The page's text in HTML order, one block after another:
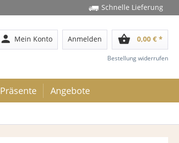
Schnelle Lieferung
person Mein Konto Anmelden shopping_basket 0,00 € *
Bestellung widerrufen
Präsente Angebote